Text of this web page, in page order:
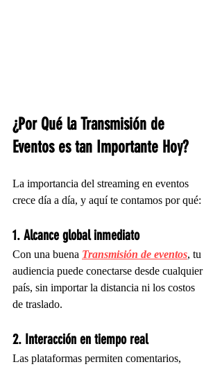
¿Por Qué la Transmisión de
Eventos es tan Importante Hoy?
La importancia del streaming en eventos
crece día a día, y aquí te contamos por qué:
1. Alcance global inmediato
Con una buena Transmisión de eventos, tu
audiencia puede conectarse desde cualquier
país, sin importar la distancia ni los costos
de traslado.
2. Interacción en tiempo real
Las plataformas permiten comentarios,